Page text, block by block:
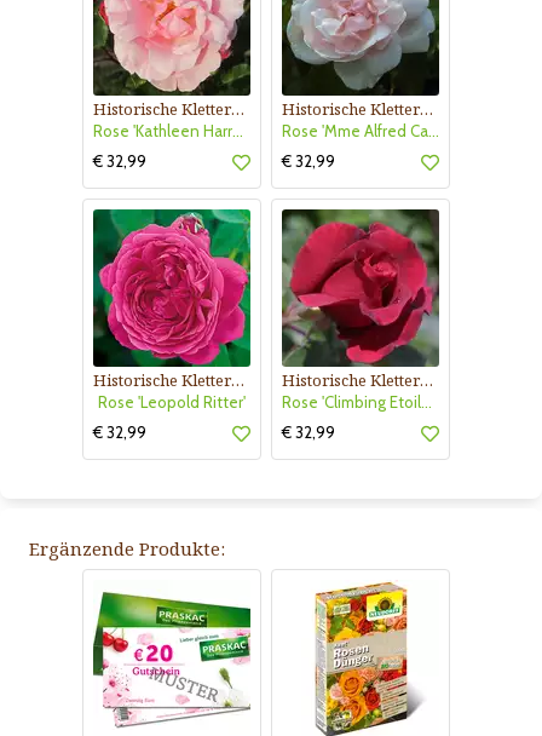
Historische Kletterrose
Rose 'Kathleen Harrop'
€ 32,99
Historische Kletterrose
Rose 'Mme Alfred Cariere'
€ 32,99
Historische Kletterrose
Rose 'Leopold Ritter'
€ 32,99
Historische Kletterrose
Rose 'Climbing Etoile de Hollande'
€ 32,99
Ergänzende Produkte: